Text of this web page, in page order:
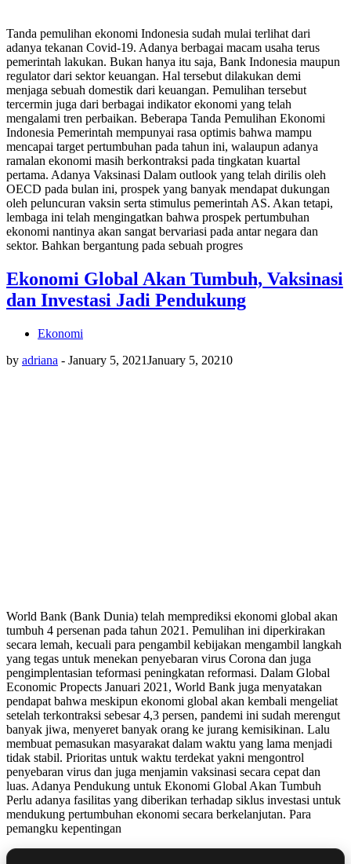
Tanda pemulihan ekonomi Indonesia sudah mulai terlihat dari
adanya tekanan Covid-19. Adanya berbagai macam usaha terus
pemerintah lakukan. Bukan hanya itu saja, Bank Indonesia maupun
regulator dari sektor keuangan. Hal tersebut dilakukan demi
menjaga sebuah domestik dari keuangan. Pemulihan tersebut
tercermin juga dari berbagai indikator ekonomi yang telah
mengalami tren perbaikan. Beberapa Tanda Pemulihan Ekonomi
Indonesia Pemerintah mempunyai rasa optimis bahwa mampu
mencapai target pertumbuhan pada tahun ini, walaupun adanya
ramalan ekonomi masih berkontraksi pada tingkatan kuartal
pertama. Adanya Vaksinasi Dalam outlook yang telah dirilis oleh
OECD pada bulan ini, prospek yang banyak mendapat dukungan
oleh peluncuran vaksin serta stimulus pemerintah AS. Akan tetapi,
lembaga ini telah mengingatkan bahwa prospek pertumbuhan
ekonomi nantinya akan sangat bervariasi pada antar negara dan
sektor. Bahkan bergantung pada sebuah progres
Ekonomi Global Akan Tumbuh, Vaksinasi
dan Investasi Jadi Pendukung
Ekonomi
by adriana - January 5, 2021January 5, 20210
World Bank (Bank Dunia) telah memprediksi ekonomi global akan
tumbuh 4 persenan pada tahun 2021. Pemulihan ini diperkirakan
secara lemah, kecuali para pengambil kebijakan mengambil langkah
yang tegas untuk menekan penyebaran virus Corona dan juga
pengimplentasian teformasi peningkatan reformasi. Dalam Global
Economic Propects Januari 2021, World Bank juga menyatakan
pendapat bahwa meskipun ekonomi global akan kembali mengeliat
setelah terkontraksi sebesar 4,3 persen, pandemi ini sudah merengut
banyak jiwa, menyeret banyak orang ke jurang kemisikinan. Lalu
membuat pemasukan masyarakat dalam waktu yang lama menjadi
tidak stabil. Prioritas untuk waktu terdekat yakni mengontrol
penyebaran virus dan juga menjamin vaksinasi secara cepat dan
luas. Adanya Pendukung untuk Ekonomi Global Akan Tumbuh
Perlu adanya fasilitas yang diberikan terhadap siklus investasi untuk
mendukung pertumbuhan ekonomi secara berkelanjutan. Para
pemangku kepentingan